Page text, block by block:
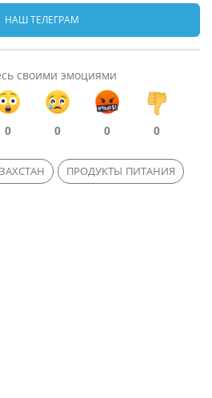
НАШ ТЕЛЕГРАМ
своими эмоциями
0 0 0 0
ПРОДУКТЫ ПИТАНИЯ